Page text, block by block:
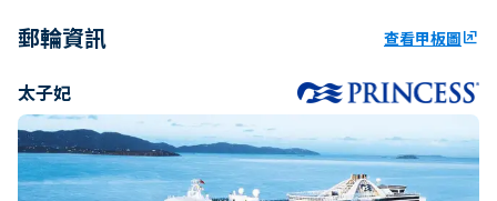
郵輪資訊 查看甲板圖ungroup
太子妃